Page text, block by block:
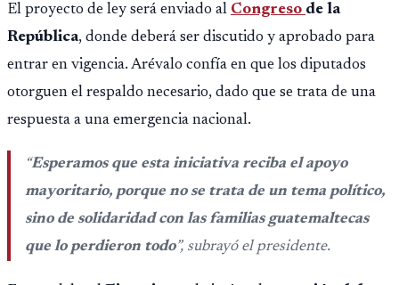
El proyecto de ley será enviado al Congreso de la
República, donde deberá ser discutido y aprobado para
entrar en vigencia. Arévalo confía en que los diputados
otorguen el respaldo necesario, dado que se trata de una
respuesta a una emergencia nacional.
“Esperamos que esta iniciativa reciba el apoyo
mayoritario, porque no se trata de un tema político,
sino de solidaridad con las familias guatemaltecas
que lo perdieron todo”, subrayó el presidente.